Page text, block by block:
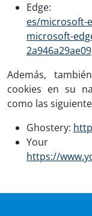
es/microsoft-
microsoft-
2a946a29ae09
Además,
cookies en su
como las
Ghostery:
Your
https://